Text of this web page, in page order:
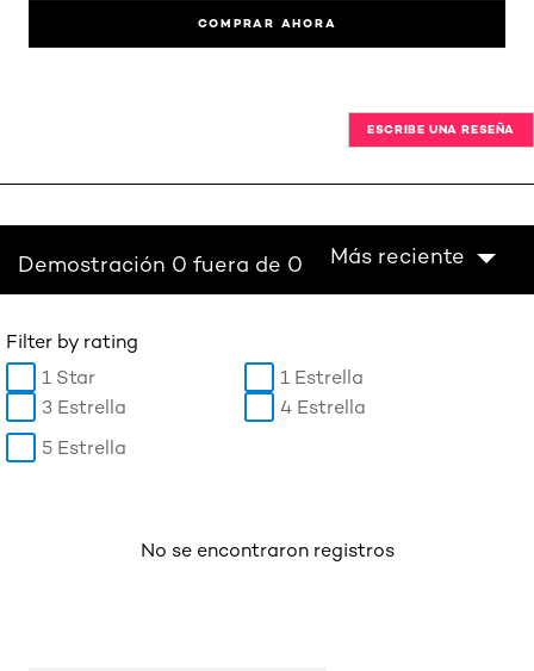
COMPRAR AHORA
ESCRIBE UNA RESEÑA
Demostración 0 fuera de 0 Más reciente
Filter by rating
1 Star
1 Estrella
3 Estrella
4 Estrella
5 Estrella
No se encontraron registros